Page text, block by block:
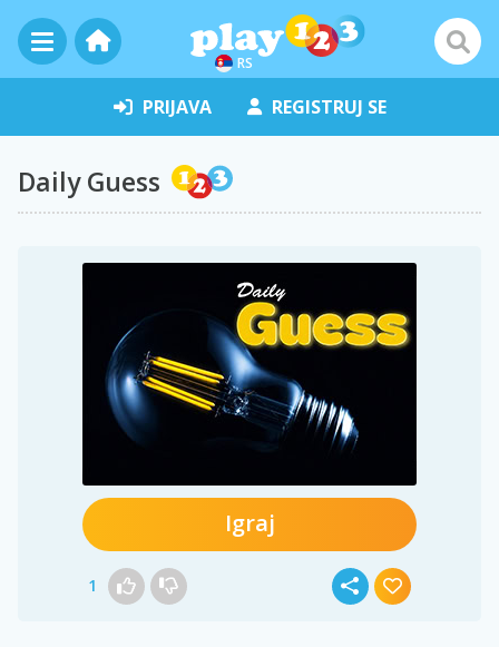
RS
PRIJAVA REGISTRUJ SE
Daily Guess
Igraj
1